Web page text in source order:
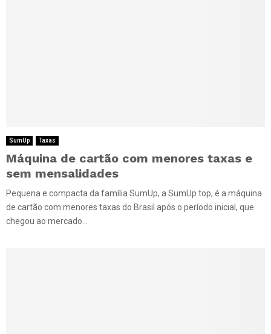
SumUp Taxas
Máquina de cartão com menores taxas e
sem mensalidades
Pequena e compacta da família SumUp, a SumUp top, é a máquina
de cartão com menores taxas do Brasil após o período inicial, que
chegou ao mercado...